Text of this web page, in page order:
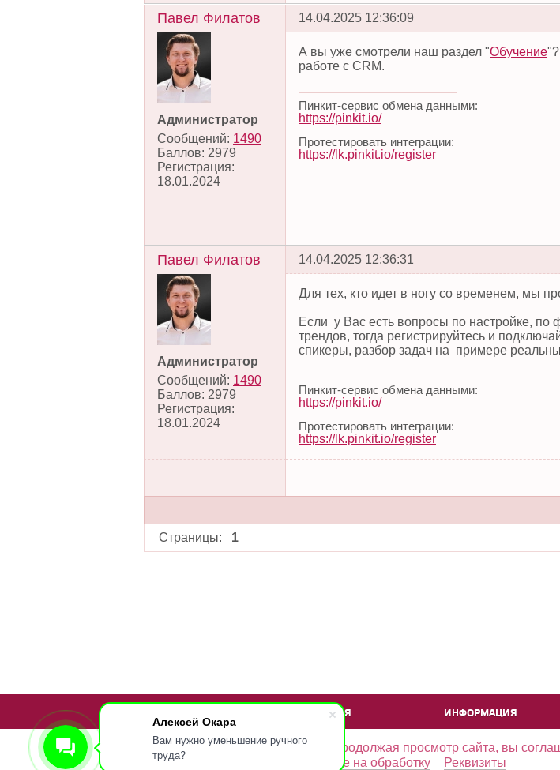
Алексей Окара
Вам нужно уменьшение ручного
труда?
Павел Филатов
Администратор
Сообщений: 1490
Баллов: 2979
Регистрация:
18.01.2024
14.04.2025 12:36:09
А вы уже смотрели наш раздел "Обучение
работе с CRM.
Пинкит-сервис обмена данными:
https://pinkit.io/
Протестировать интеграции:
https://lk.pinkit.io/register
Павел Филатов
Администратор
Сообщений: 1490
Баллов: 2979
Регистрация:
18.01.2024
14.04.2025 12:36:31
Для тех, кто идет в ногу со временем, мы
Если у Вас есть вопросы по настройке, по
трендов, тогда регистрируйтесь и
спикеры, разбор задач на примере
Пинкит-сервис обмена данными:
https://pinkit.io/
Протестировать интеграции:
https://lk.pinkit.io/register
Страницы: 1
КОМПАНИЯ ИНФОРМАЦИЯ
Сайт использует файлыcookie
. Продолжая просмотр сайта, вы
PINALL © 2011 - 2026
Согласие на обработку Реквизиты